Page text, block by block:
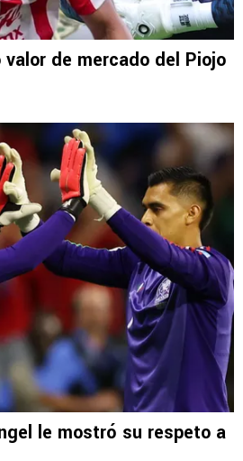
de mercado del Piojo
le mostró su respeto a